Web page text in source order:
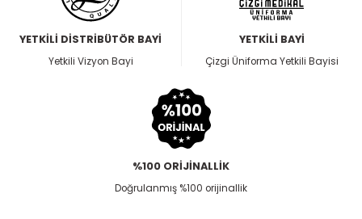
YETKİLİ DİSTRİBÜTÖR BAYİ
Yetkili Vizyon Bayi
YETKİLİ BAYİ
Çizgi Üniforma Yetkili Bayisi
%100 ORİJİNALLİK
Doğrulanmış %100 orijinallik